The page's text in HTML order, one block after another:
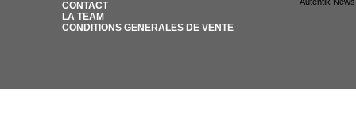
CONTACT
LA TEAM
CONDITIONS GENERALES DE VENTE